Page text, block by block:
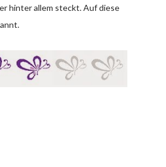
hinter allem steckt. Auf diese